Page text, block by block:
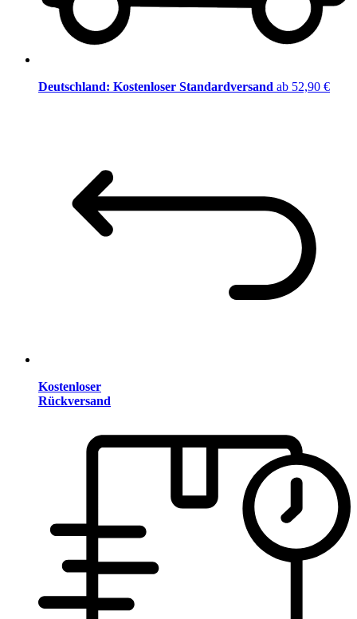
Deutschland: Kostenloser Standardversand ab 52,90 €
Kostenloser
Rückversand